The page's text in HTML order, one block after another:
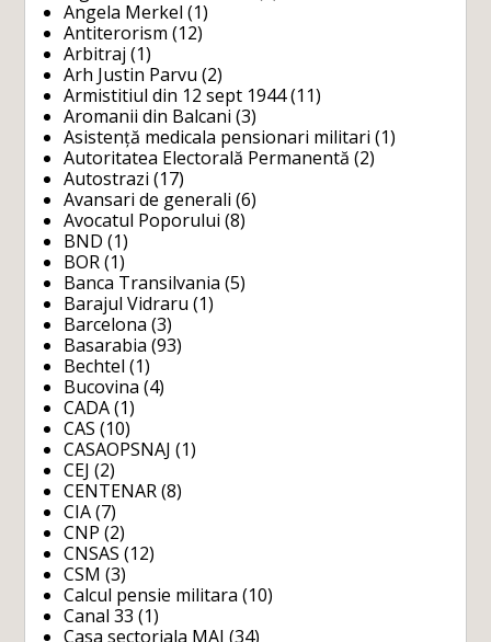
Angela Merkel (1)
Antiterorism (12)
Arbitraj (1)
Arh Justin Parvu (2)
Armistitiul din 12 sept 1944(11)
Aromanii din Balcani (3)
Asistență medicala pensionari militari (1)
Autoritatea Electorală Permanentă (2)
Autostrazi (17)
Avansari de generali (6)
Avocatul Poporului (8)
BND (1)
BOR (1)
Banca Transilvania (5)
Barajul Vidraru (1)
Barcelona (3)
Basarabia (93)
Bechtel (1)
Bucovina (4)
CADA (1)
CAS (10)
CASAOPSNAJ (1)
CEJ (2)
CENTENAR (8)
CIA (7)
CNP (2)
CNSAS (12)
CSM (3)
Calcul pensie militara (10)
Canal 33 (1)
Casa sectoriala MAI (34)